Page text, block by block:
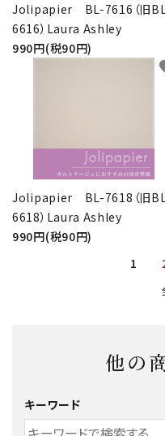
Jolipapier BL-7616（旧
6616）Laura Ashley
990円(税90円)
Jolipapier BL-7618（旧
6618）Laura Ashley
990円(税90円)
1
他の
キーワード